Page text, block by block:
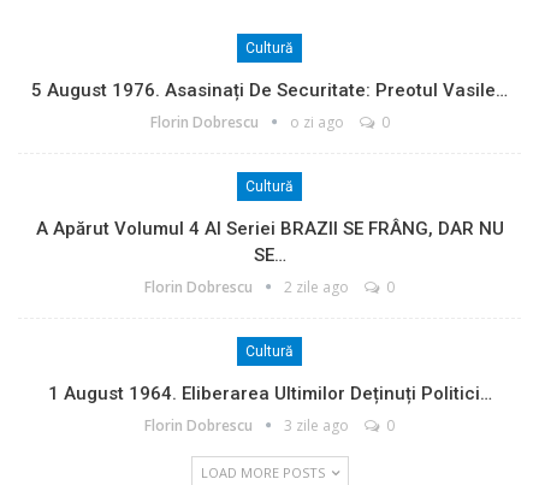
Cultură
5 August 1976. Asasinați De Securitate: Preotul Vasile…
Florin Dobrescu o zi ago 0
Cultură
A Apărut Volumul 4 Al Seriei BRAZII SE FRÂNG, DAR NU
SE…
Florin Dobrescu 2 zile ago 0
Cultură
1 August 1964. Eliberarea Ultimilor Deținuți Politici…
Florin Dobrescu 3 zile ago 0
LOAD MORE POSTS